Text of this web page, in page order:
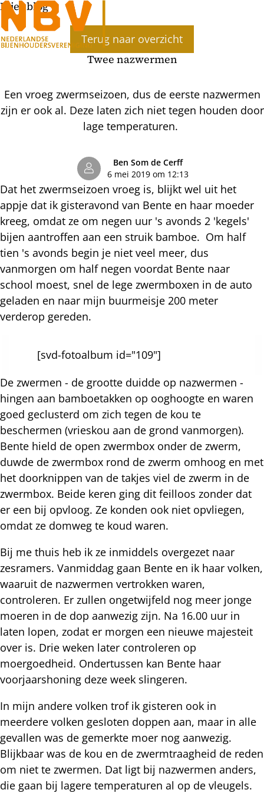
Bijenblog
Terug naar overzicht
Twee nazwermen
Een vroeg zwermseizoen, dus de eerste nazwermen
zijn er ook al. Deze laten zich niet tegen houden door
lage temperaturen.
Ben Som de Cerff
6 mei 2019 om 12:13
Dat het zwermseizoen vroeg is, blijkt wel uit het
appje dat ik gisteravond van Bente en haar moeder
kreeg, omdat ze om negen uur 's avonds 2 'kegels'
bijen aantroffen aan een struik bamboe. Om half
tien 's avonds begin je niet veel meer, dus
vanmorgen om half negen voordat Bente naar
school moest, snel de lege zwermboxen in de auto
geladen en naar mijn buurmeisje 200 meter
verderop gereden.
[svd-fotoalbum id="109"]
De zwermen - de grootte duidde op nazwermen -
hingen aan bamboetakken op ooghoogte en waren
goed geclusterd om zich tegen de kou te
beschermen (vrieskou aan de grond vanmorgen).
Bente hield de open zwermbox onder de zwerm,
duwde de zwermbox rond de zwerm omhoog en met
het doorknippen van de takjes viel de zwerm in de
zwermbox. Beide keren ging dit feilloos zonder dat
er een bij opvloog. Ze konden ook niet opvliegen,
omdat ze domweg te koud waren.
Bij me thuis heb ik ze inmiddels overgezet naar
zesramers. Vanmiddag gaan Bente en ik haar volken,
waaruit de nazwermen vertrokken waren,
controleren. Er zullen ongetwijfeld nog meer jonge
moeren in de dop aanwezig zijn. Na 16.00 uur in
laten lopen, zodat er morgen een nieuwe majesteit
over is. Drie weken later controleren op
moergoedheid. Ondertussen kan Bente haar
voorjaarshoning deze week slingeren.
In mijn andere volken trof ik gisteren ook in
meerdere volken gesloten doppen aan, maar in alle
gevallen was de gemerkte moer nog aanwezig.
Blijkbaar was de kou en de zwermtraagheid de reden
om niet te zwermen. Dat ligt bij nazwermen anders,
die gaan bij lagere temperaturen al op de vleugels.